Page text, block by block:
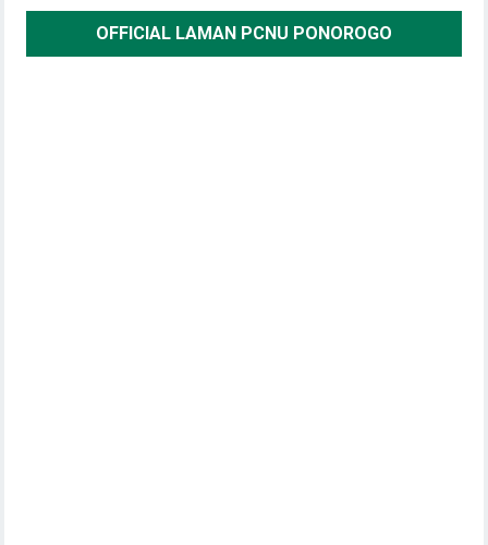
OFFICIAL LAMAN PCNU PONOROGO